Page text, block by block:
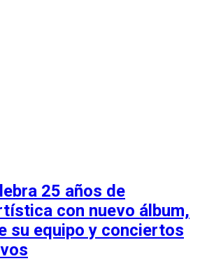
25 años de
con nuevo álbum,
su equipo y conciertos